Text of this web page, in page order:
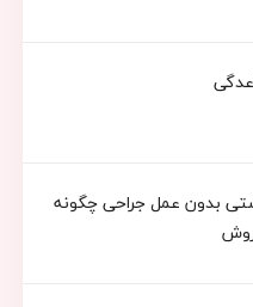
بدون عمل جراحی چگونه